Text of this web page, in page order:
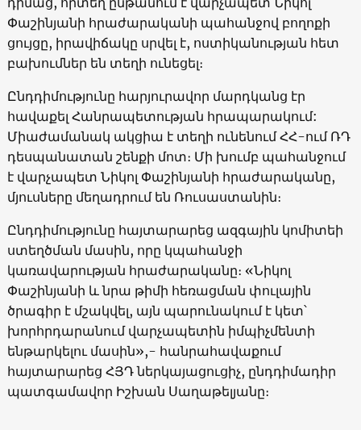
Փաշինյանի հրաժարականի պահանջով բողոքի
ցույցը, իրավիճակը սրվել է, ոստիկանության հետ
բախումներ են տեղի ունեցել։
Ընդդիմությունը հարյուրավոր մարդկանց էր
հավաքել Հանրապետության հրապարակում:
Միաժամանակ ակցիա է տեղի ունենում ՀՀ-ում ՌԴ
դեսպանատան շենքի մոտ։ Մի խումբ պահանջում
է վարչապետ Նիկոլ Փաշինյանի հրաժարականը,
մյուսները մեղադրում են Ռուսաստանին։
Ընդդիմությունը հայտարարեց ազգային կոմիտեի
ստեղծման մասին, որը կպահանջի
կառավարության հրաժարականը։ «Նիկոլ
Փաշինյանի և նրա թիմի հեռացման փուլային
ծրագիր է մշակվել, այն պարունակում է կետ՝
խորհրդարանում վարչապետին իմպիչմենտի
ենթարկելու մասին»,- հանրահավաքում
հայտարարեց ՀՅԴ ներկայացուցիչ, ընդդիմադիր
պատգամավոր Իշխան Սաղաթելյանը։